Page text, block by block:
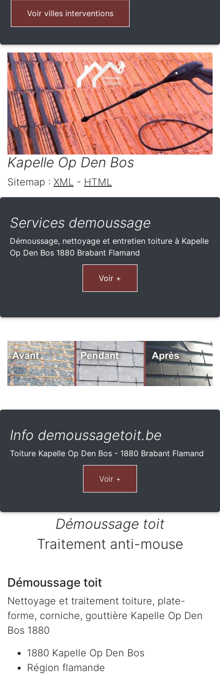
Voir villes interventions
Kapelle Op Den Bos
Sitemap : XML - HTML
Services demoussage
Démoussage, nettoyage et entretien toiture à Kapelle
Op Den Bos 1880 Brabant Flamand
Voir +
Info demoussagetoit.be
Toiture Kapelle Op Den Bos - 1880 Brabant Flamand
Démoussage toit
Traitement anti-mouse
Démoussage toit
Nettoyage et traitement toiture, plate-
forme, corniche, gouttière Kapelle Op Den
Bos 1880
1880 Kapelle Op Den Bos
Région flamande